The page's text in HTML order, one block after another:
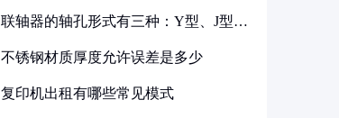
联轴器的轴孔形式有三种：Y型、J型、
不锈钢材质厚度允许误差是多少
复印机出租有哪些常见模式